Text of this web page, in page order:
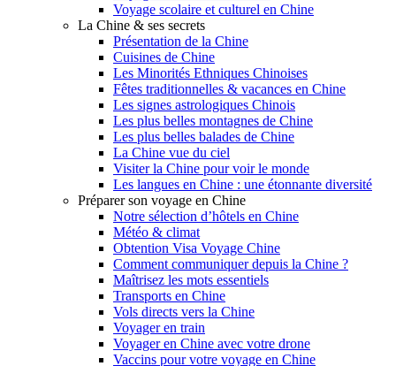
Voyage scolaire et culturel en Chine
La Chine & ses secrets
Présentation de la Chine
Cuisines de Chine
Les Minorités Ethniques Chinoises
Fêtes traditionnelles & vacances en Chine
Les signes astrologiques Chinois
Les plus belles montagnes de Chine
Les plus belles balades de Chine
La Chine vue du ciel
Visiter la Chine pour voir le monde
Les langues en Chine : une étonnante diversité
Préparer son voyage en Chine
Notre sélection d’hôtels en Chine
Météo & climat
Obtention Visa Voyage Chine
Comment communiquer depuis la Chine ?
Maîtrisez les mots essentiels
Transports en Chine
Vols directs vers la Chine
Voyager en train
Voyager en Chine avec votre drone
Vaccins pour votre voyage en Chine